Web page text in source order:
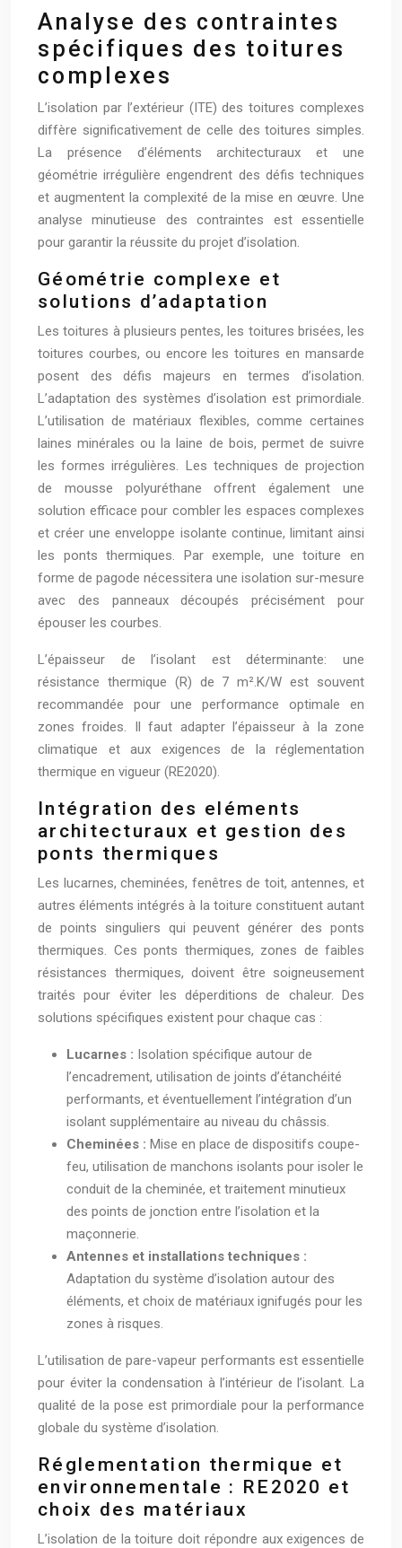
Analyse des contraintes
spécifiques des toitures
complexes
L’isolation par l’extérieur (ITE) des toitures complexes
diffère significativement de celle des toitures simples.
La présence d’éléments architecturaux et une
géométrie irrégulière engendrent des défis techniques
et augmentent la complexité de la mise en œuvre. Une
analyse minutieuse des contraintes est essentielle
pour garantir la réussite du projet d’isolation.
Géométrie complexe et
solutions d’adaptation
Les toitures à plusieurs pentes, les toitures brisées, les
toitures courbes, ou encore les toitures en mansarde
posent des défis majeurs en termes d’isolation.
L’adaptation des systèmes d’isolation est primordiale.
L’utilisation de matériaux flexibles, comme certaines
laines minérales ou la laine de bois, permet de suivre
les formes irrégulières. Les techniques de projection
de mousse polyuréthane offrent également une
solution efficace pour combler les espaces complexes
et créer une enveloppe isolante continue, limitant ainsi
les ponts thermiques. Par exemple, une toiture en
forme de pagode nécessitera une isolation sur-mesure
avec des panneaux découpés précisément pour
épouser les courbes.
L’épaisseur de l’isolant est déterminante: une
résistance thermique (R) de 7 m².K/W est souvent
recommandée pour une performance optimale en
zones froides. Il faut adapter l’épaisseur à la zone
climatique et aux exigences de la réglementation
thermique en vigueur (RE2020).
Intégration des eléments
architecturaux et gestion des
ponts thermiques
Les lucarnes, cheminées, fenêtres de toit, antennes, et
autres éléments intégrés à la toiture constituent autant
de points singuliers qui peuvent générer des ponts
thermiques. Ces ponts thermiques, zones de faibles
résistances thermiques, doivent être soigneusement
traités pour éviter les déperditions de chaleur. Des
solutions spécifiques existent pour chaque cas :
Lucarnes : Isolation spécifique autour de
l’encadrement, utilisation de joints d’étanchéité
performants, et éventuellement l’intégration d’un
isolant supplémentaire au niveau du châssis.
Cheminées : Mise en place de dispositifs coupe-
feu, utilisation de manchons isolants pour isoler le
conduit de la cheminée, et traitement minutieux
des points de jonction entre l’isolation et la
maçonnerie.
Antennes et installations techniques :
Adaptation du système d’isolation autour des
éléments, et choix de matériaux ignifugés pour les
zones à risques.
L’utilisation de pare-vapeur performants est essentielle
pour éviter la condensation à l’intérieur de l’isolant. La
qualité de la pose est primordiale pour la performance
globale du système d’isolation.
Réglementation thermique et
environnementale : RE2020 et
choix des matériaux
L’isolation de la toiture doit répondre aux exigences de